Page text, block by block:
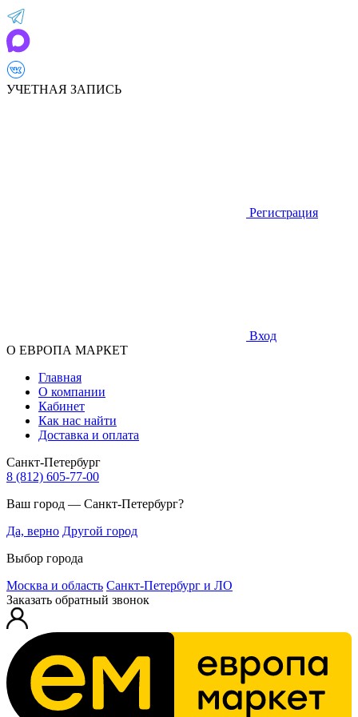
УЧЕТНАЯ ЗАПИСЬ
Регистрация
Вход
О ЕВРОПА МАРКЕТ
Главная
О компании
Кабинет
Как нас найти
Доставка и оплата
Санкт-Петербург
8 (812) 605-77-00
Ваш город — Санкт-Петербург?
Да, верно Другой город
Выбор города
Москва и область Санкт-Петербург и ЛО
Заказать обратный звонок